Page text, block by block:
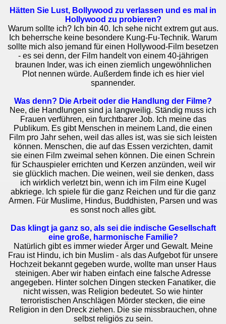
Hätten Sie Lust, Bollywood zu verlassen und es mal in
Hollywood zu probieren?
Warum sollte ich? Ich bin 40. Ich sehe nicht extrem gut aus.
Ich beherrsche keine besondere Kung-Fu-Technik. Warum
sollte mich also jemand für einen Hollywood-Film besetzen
- es sei denn, der Film handelt von einem 40-jährigen
braunen Inder, was ich einen ziemlich ungewöhnlichen
Plot nennen würde. Außerdem finde ich es hier viel
spannender.
Was denn? Die Arbeit oder die Handlung der Filme?
Nee, die Handlungen sind ja langweilig. Ständig muss ich
Frauen verführen, ein furchtbarer Job. Ich meine das
Publikum. Es gibt Menschen in meinem Land, die einen
Film pro Jahr sehen, weil das alles ist, was sie sich leisten
können. Menschen, die auf das Essen verzichten, damit
sie einen Film zweimal sehen können. Die einen Schrein
für Schauspieler errichten und Kerzen anzünden, weil wir
sie glücklich machen. Die weinen, weil sie denken, dass
ich wirklich verletzt bin, wenn ich im Film eine Kugel
abkriege. Ich spiele für die ganz Reichen und für die ganz
Armen. Für Muslime, Hindus, Buddhisten, Parsen und was
es sonst noch alles gibt.
Das klingt ja ganz so, als sei die indische Gesellschaft
eine große, harmonische Familie?
Natürlich gibt es immer wieder Ärger und Gewalt. Meine
Frau ist Hindu, ich bin Muslim - als das Aufgebot für unsere
Hochzeit bekannt gegeben wurde, wollte man unser Haus
steinigen. Aber wir haben einfach eine falsche Adresse
angegeben. Hinter solchen Dingen stecken Fanatiker, die
nicht wissen, was Religion bedeutet. So wie hinter
terroristischen Anschlägen Mörder stecken, die eine
Religion in den Dreck ziehen. Die sie missbrauchen, ohne
selbst religiös zu sein.